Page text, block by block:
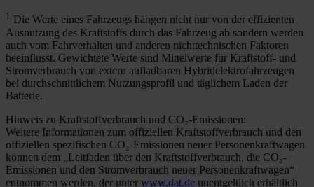
1 Die Werte eines Fahrzeugs hängen nicht nur von der effizienten
Ausnutzung des Kraftstoffs durch das Fahrzeug ab sondern werden
auch vom Fahrverhalten und anderen nichttechnischen Faktoren
beeinflusst. Gewichtete Werte sind Mittelwerte für Kraftstoff- und
Stromverbrauch von extern aufladbaren Hybridelektrofahrzeugen
bei durchschnittlichem Nutzungsprofil und täglichem Laden der
Batterie.
Hinweis zu Kraftstoffverbrauch und CO₂-Emissionen:
Weitere Informationen zum offiziellen Kraftstoffverbrauch und den
offiziellen spezifischen CO₂-Emissionen neuer Personenkraftwagen
können dem „Leitfaden über den Kraftstoffverbrauch, die CO₂-
Emissionen und den Stromverbrauch neuer Personenkraftwagen“
entnommen werden, der unter www.dat.de unentgeltlich erhältlich